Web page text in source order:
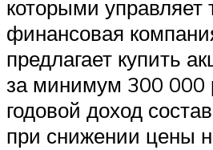
которыми управляет
финансовая
предлагает купить
за минимум 300 000
годовой доход
при снижении цены